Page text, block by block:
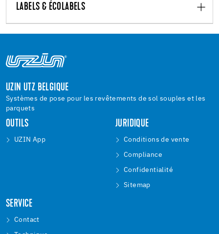
LABELS & ÉCOLABELS
UZIN UTZ BELGIQUE
Systèmes de pose pour les revêtements de sol souples et les
parquets
OUTILS
UZIN App
JURIDIQUE
Conditions de vente
Compliance
Confidentialité
Sitemap
SERVICE
Contact